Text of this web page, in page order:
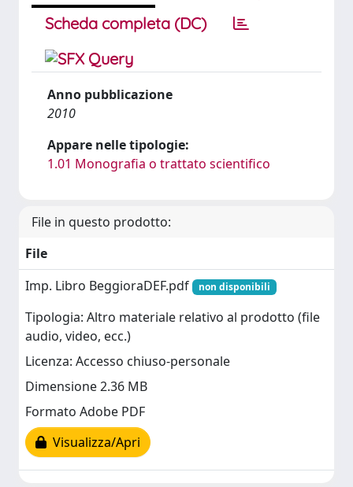
Scheda completa (DC)
Anno pubblicazione
2010
Appare nelle tipologie:
1.01 Monografia o trattato scientifico
File in questo prodotto:
File
Imp. Libro BeggioraDEF.pdf
non disponibili
Tipologia: Altro materiale relativo al prodotto (file
audio, video, ecc.)
Licenza: Accesso chiuso-personale
Dimensione 2.36 MB
Formato Adobe PDF
Visualizza/Apri